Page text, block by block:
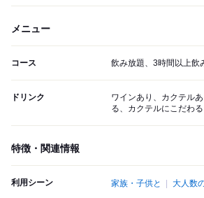
メニュー
コース 飲み放題、3時間以上飲
ドリンク
ワインあり、カクテル
る、カクテルにこだわる
特徴・関連情報
利用シーン 家族・子供と 大人数